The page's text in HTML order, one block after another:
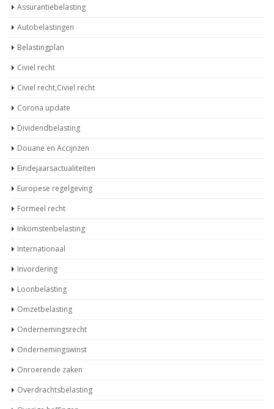
Assurantiebelasting
Autobelastingen
Belastingplan
Civiel recht
Civiel recht,Civiel recht
Corona update
Dividendbelasting
Douane en Accijnzen
Eindejaarsactualiteiten
Europese regelgeving
Formeel recht
Inkomstenbelasting
Internationaal
Invordering
Loonbelasting
Omzetbelasting
Ondernemingsrecht
Ondernemingswinst
Onroerende zaken
Overdrachtsbelasting